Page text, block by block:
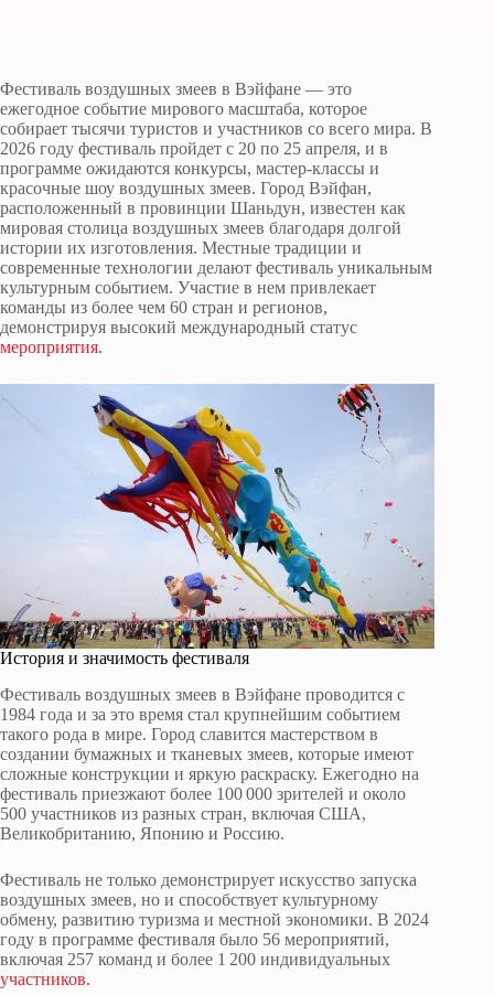
Фестиваль воздушных змеев в Вэйфане — это
ежегодное событие мирового масштаба, которое
собирает тысячи туристов и участников со всего мира. В
2026 году фестиваль пройдет с 20 по 25 апреля, и в
программе ожидаются конкурсы, мастер-классы и
красочные шоу воздушных змеев. Город Вэйфан,
расположенный в провинции Шаньдун, известен как
мировая столица воздушных змеев благодаря долгой
истории их изготовления. Местные традиции и
современные технологии делают фестиваль уникальным
культурным событием. Участие в нем привлекает
команды из более чем 60 стран и регионов,
демонстрируя высокий международный статус
мероприятия.
История и значимость фестиваля
Фестиваль воздушных змеев в Вэйфане проводится с
1984 года и за это время стал крупнейшим событием
такого рода в мире. Город славится мастерством в
создании бумажных и тканевых змеев, которые имеют
сложные конструкции и яркую раскраску. Ежегодно на
фестиваль приезжают более 100 000 зрителей и около
500 участников из разных стран, включая США,
Великобританию, Японию и Россию.
Фестиваль не только демонстрирует искусство запуска
воздушных змеев, но и способствует культурному
обмену, развитию туризма и местной экономики. В 2024
году в программе фестиваля было 56 мероприятий,
включая 257 команд и более 1 200 индивидуальных
участников.